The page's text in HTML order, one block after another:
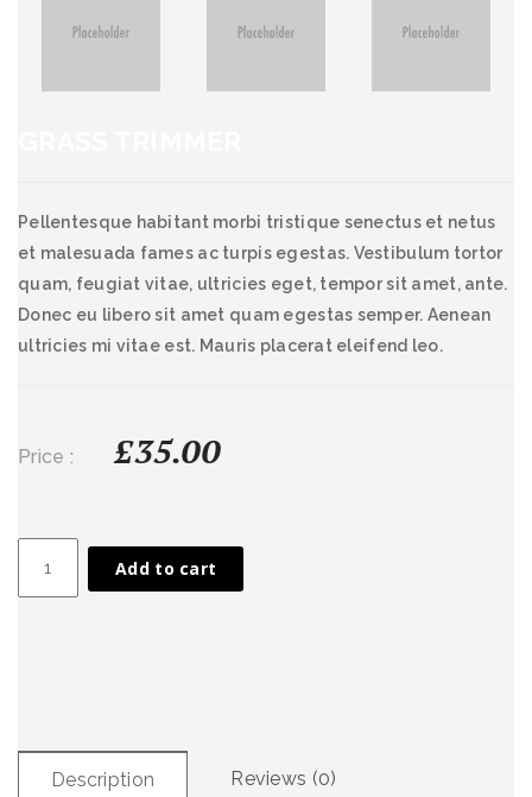
Pellentesque habitant morbi tristique senectus et netus
et malesuada fames ac turpis egestas. Vestibulum tortor
quam, feugiat vitae, ultricies eget, tempor sit amet, ante.
Donec eu libero sit amet quam egestas semper. Aenean
ultricies mi vitae est. Mauris placerat eleifend leo.
Price : £35.00
Add to cart
Description Reviews (0)